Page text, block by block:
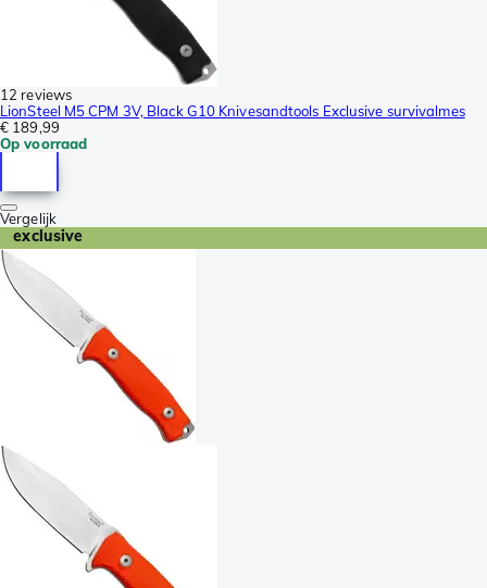
12 reviews
LionSteel M5 CPM 3V, Black G10 Knivesandtools Exclusive survivalmes
€ 189,99
Op voorraad
Vergelijk
exclusive